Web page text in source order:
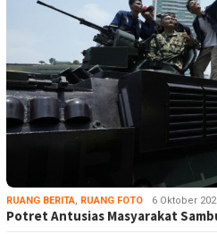
RUANG BERITA, RUANG FOTO 6 Oktober
Potret Antusias Masyarakat